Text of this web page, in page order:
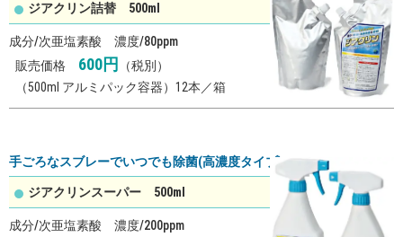
ジアクリン詰替 500ml
成分/次亜塩素酸 濃度/80ppm
販売価格 600円
（税別）
（500ml アルミパック容器）12本／箱
手ごろなスブレーでいつでも除菌(高濃度タイブ)
ジアクリンスーパー 500ml
成分/次亜塩素酸 濃度/200ppm